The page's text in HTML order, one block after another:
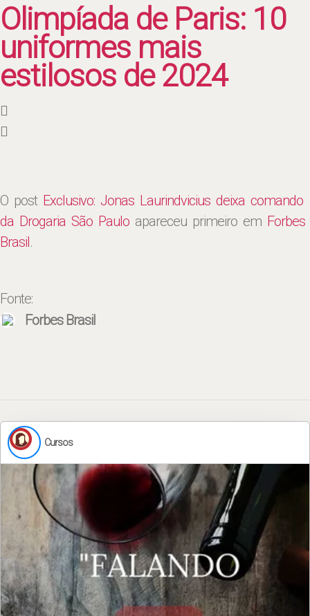
Olimpíada de Paris: 10
uniformes mais
estilosos de 2024
O post Exclusivo: Jonas Laurindvicius deixa comando
da Drogaria São Paulo apareceu primeiro em Forbes
Brasil.
Fonte:
Forbes Brasil
Cursos